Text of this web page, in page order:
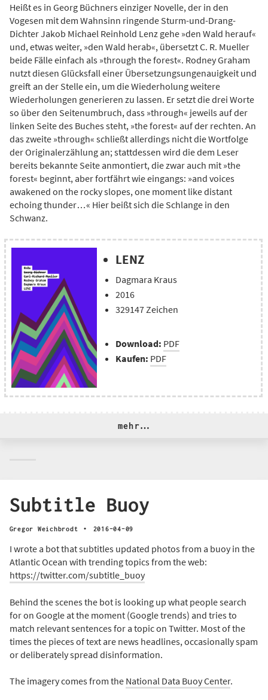
Heißt es in Georg Büchners einziger Novelle, der in den
Vogesen mit dem Wahnsinn ringende Sturm-und-Drang-
Dichter Jakob Michael Reinhold Lenz gehe »den Wald herauf«
und, etwas weiter, »den Wald herab«, übersetzt C. R. Mueller
beide Fälle einfach als »through the forest«. Rodney Graham
nutzt diesen Glücksfall einer Übersetzungsungenauigkeit und
greift an der Stelle ein, um die Wiederholung weitere
Wiederholungen generieren zu lassen. Er setzt die drei Worte
so über den Seitenumbruch, dass »through« jeweils auf der
linken Seite des Buches steht, »the forest« auf der rechten. An
das zweite »through« schließt allerdings nicht die Wortfolge
der Originalerzählung an; stattdessen wird die dem Leser
bereits bekannte Seite anmontiert, die zwar auch mit »the
forest« beginnt, aber fortfährt wie eingangs: »and voices
awakened on the rocky slopes, one moment like distant
echoing thunder…« Hier beißt sich die Schlange in den
Schwanz.
LENZ
Dagmara Kraus
2016
329147 Zeichen
Download: PDF
Kaufen: PDF
mehr…
Subtitle Buoy
Gregor Weichbrodt · 2016-04-09
I wrote a bot that subtitles updated photos from a buoy in the
Atlantic Ocean with trending topics from the web:
https://twitter.com/subtitle_buoy
Behind the scenes the bot is looking up what people search
for on Google at the moment (Google trends) and tries to
match relevant sentences for a topic on Twitter. Most of the
times the pieces of text are news headlines, occasionally spam
or deliberately spread disinformation.
The imagery comes from the National Data Buoy Center.